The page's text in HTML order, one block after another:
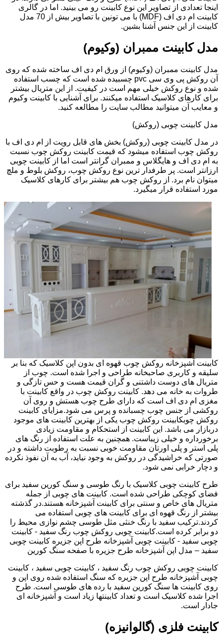
اینجا تعدادی از تصاویر این نوع کابینت رو می بینید. اما در گالری
کابینت ام دی اف (MDF) با می تونین با تصاویر بیش از 70 مدل
کابینت از این جنس آشنا بشین.
مدل کابینت ممبران (وکیوم)
مدل کابینت ممبران (وکیوم) از ورق ام دی اف ساخته شده که روی
آن روکش پی وی سی pvc چسبیده شده است که چسب استفاده
شده و نوع روکش خیلی مهم است در کیفیت. از این متریال بیشتر
برای کارهای کلاسیک استفاده میکنند. برای آشنایی با کابینت وکیوم
و معایب آن میتوانید مطالب سایت را مطالعه کنید.
مدل کابینت چوبی (روکش)
در مدل کابینت چوبی (روکش) بخش های قابل رویت از ام دی اف با
روکش چوب استفاده میشود که قیمت کابینت روکش چوب نسبت
به ام دی اف و هایگلاس و ممبران گرانتر است اما از کابینت چوبی
ارزانتر است. پر طرفدار ترین نوع روکش چوب، روکش بلوط و ملچ
میتوان نام برد. از روکش چوب هم بیشتر برای کارهای کلاسیک
مورد استفاده قرار میگیرد.
کابینت آشپزخانه روکش چوب قهوه ای بدون اپن کلاسیک که بنا بر
سلیقه و کاربری صاحبخانه طراحی و اجرا شده است. چوب از
متریال های دوست داشتنی و گران قیمت هست و حس تازگی و
طروات به خانه می دهد. کابینت روکش چوب در واقع کابینت با
مغزی ام دی اف است که دارای طرح چوب هستش و روی آن
روکشی از جنس چوب چسبانده و پرس می شود.مزایای کابینت
روکش چوبکابینت روکش چوب یکی از بهترین کابینت های موجود
دربازار می باشد. این کابینت از استحکام و مقاومت زیادی
برخورداره و خیلی زیباست. همچنین به علت استفاده از رنگ های
پلی استر و پلی اورتان مقاومت خوبی نسبت به رطوبت داشته و در
صورتی که خراشیدگی در روکش به وجود نیاید، آب به آن نفوذ نکرده
و دچار خرابی نمی شود.
طرح کابینت چوبی کلاسیک با رنگ طوسی و سنگ کورین سفید برای
فضای کوچکی طراحی شده است. کابینت های چوبی از جمله
متریال های خاص و سنتی برای کابینت آشپزخانه هستند.در گذشته
بیشتر از رنگ قهوه ای برای کابینت های چوبی استفاده می
کردند.ترکیب سفید با رنگ خنثی مثل طوسی چشم نوازی محیط را
دو برابر کرده است.کابینت چوبی روکش چوب رنگ سفید - کابینت
چوبی سفید - کابینت چوبی آشپزخانه طرح اپن جزیره کابینت چوبی
سفید – مدل اپن آشپزخانه طرح جزیره با صفحه سنگ کورین
کابینت چوبی روکش چوب رنگ سفید ، کابینت چوبی سفید ، کابینت
چوبی آشپزخانه طرح اپن جزیره که سنگ استفاده شده روی اپن و
روی کابینت ها سنگ کورین سفید با رده های طوسی است. طرح
اجرا شده کلاسیک است و تعداد کابینتها زیاد است و آشپزخانه ای
جادار است.
کابینت فلزی (گالوانیزه)